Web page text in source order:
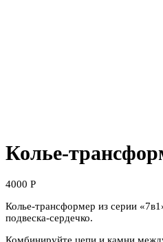
Колье-
4000 Р
Колье-трансформер из серии
подвеска-сердечко.